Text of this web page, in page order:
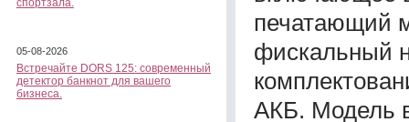
спортзала.
05-08-2026
Встречайте DORS 125: современный
детектор банкнот для вашего
бизнеса.
печатающий
фискальный
АКБ. Модель